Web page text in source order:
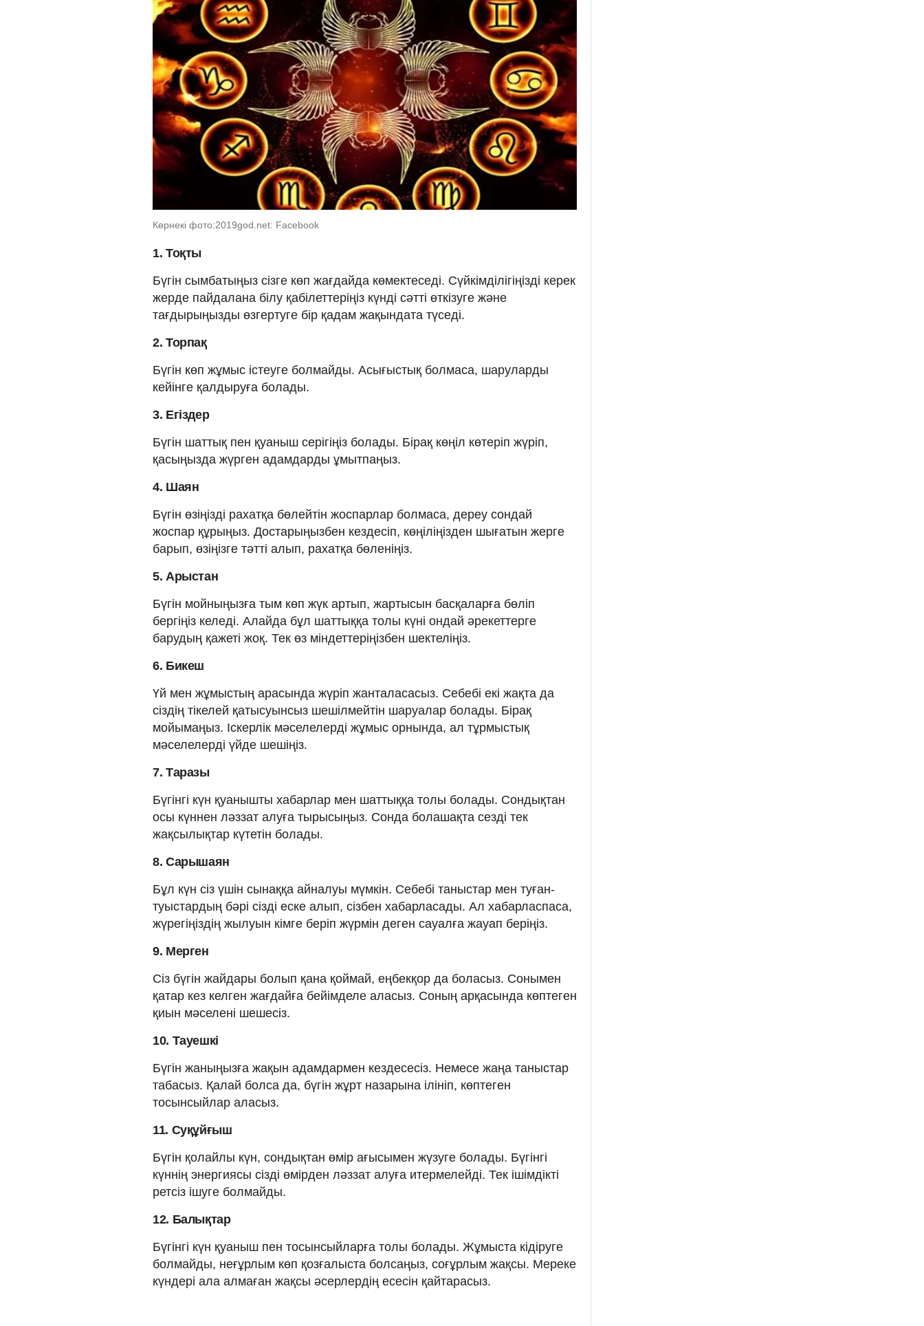
Көрнекі фото:2019god.net: Facebook
1. Тоқты
Бүгін сымбатыңыз сізге көп жағдайда көмектеседі. Сүйкімділігіңізді керек
жерде пайдалана білу қабілеттеріңіз күнді сәтті өткізуге және
тағдырыңызды өзгертуге бір қадам жақындата түседі.
2. Торпақ
Бүгін көп жұмыс істеуге болмайды. Асығыстық болмаса, шаруларды
кейінге қалдыруға болады.
3. Егіздер
Бүгін шаттық пен қуаныш серігіңіз болады. Бірақ көңіл көтеріп жүріп,
қасыңызда жүрген адамдарды ұмытпаңыз.
4. Шаян
Бүгін өзіңізді рахатқа бөлейтін жоспарлар болмаса, дереу сондай
жоспар құрыңыз. Достарыңызбен кездесіп, көңіліңізден шығатын жерге
барып, өзіңізге тәтті алып, рахатқа бөленіңіз.
5. Арыстан
Бүгін мойныңызға тым көп жүк артып, жартысын басқаларға бөліп
бергіңіз келеді. Алайда бұл шаттыққа толы күні ондай әрекеттерге
барудың қажеті жоқ. Тек өз міндеттеріңізбен шектеліңіз.
6. Бикеш
Үй мен жұмыстың арасында жүріп жанталасасыз. Себебі екі жақта да
сіздің тікелей қатысуынсыз шешілмейтін шаруалар болады. Бірақ
мойымаңыз. Іскерлік мәселелерді жұмыс орнында, ал тұрмыстық
мәселелерді үйде шешіңіз.
7. Таразы
Бүгінгі күн қуанышты хабарлар мен шаттыққа толы болады. Сондықтан
осы күннен ләззат алуға тырысыңыз. Сонда болашақта сезді тек
жақсылықтар күтетін болады.
8. Сарышаян
Бұл күн сіз үшін сынаққа айналуы мүмкін. Себебі таныстар мен туған-
туыстардың бәрі сізді еске алып, сізбен хабарласады. Ал хабарласпаса,
жүрегіңіздің жылуын кімге беріп жүрмін деген сауалға жауап беріңіз.
9. Мерген
Сіз бүгін жайдары болып қана қоймай, еңбекқор да боласыз. Сонымен
қатар кез келген жағдайға бейімделе аласыз. Соның арқасында көптеген
қиын мәселені шешесіз.
10. Тауешкі
Бүгін жаныңызға жақын адамдармен кездесесіз. Немесе жаңа таныстар
табасыз. Қалай болса да, бүгін жұрт назарына ілініп, көптеген
тосынсыйлар аласыз.
11. Суқұйғыш
Бүгін қолайлы күн, сондықтан өмір ағысымен жүзуге болады. Бүгінгі
күннің энергиясы сізді өмірден ләззат алуға итермелейді. Тек ішімдікті
ретсіз ішуге болмайды.
12. Балықтар
Бүгінгі күн қуаныш пен тосынсыйларға толы болады. Жұмыста кідіруге
болмайды, неғұрлым көп қозғалыста болсаңыз, соғұрлым жақсы. Мереке
күндері ала алмаған жақсы әсерлердің есесін қайтарасыз.